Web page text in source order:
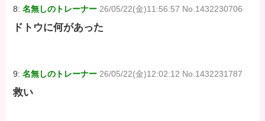
8:名無しのトレーナー 26/05/22(金)11:56:57 No.1432230706
ドトウに何があった
9:名無しのトレーナー 26/05/22(金)12:02:12 No.1432231787
救い